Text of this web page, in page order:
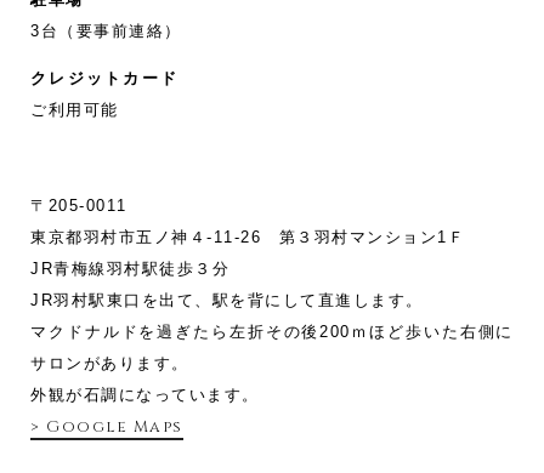
3台（要事前連絡）
クレジットカード
ご利用可能
〒205-0011
東京都羽村市五ノ神４-11‐26 第３羽村マンション1Ｆ
JR青梅線羽村駅徒歩３分
JR羽村駅東口を出て、駅を背にして直進します。
マクドナルドを過ぎたら左折その後200ｍほど歩いた右側に
サロンがあります。
外観が石調になっています。
> Google Maps